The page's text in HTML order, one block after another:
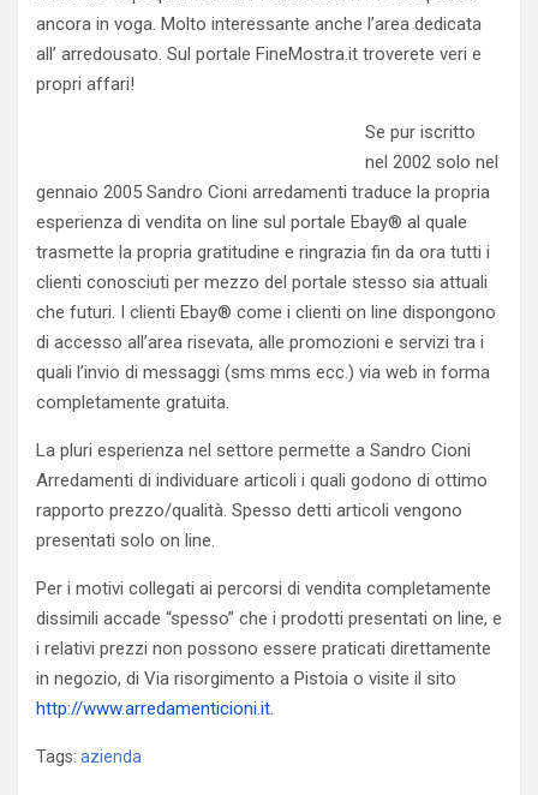
ancora in voga. Molto interessante anche l’area dedicata
all’ arredousato. Sul portale FineMostra.it troverete veri e
propri affari!
Se pur iscritto
nel 2002 solo nel
gennaio 2005 Sandro Cioni arredamenti traduce la propria
esperienza di vendita on line sul portale Ebay® al quale
trasmette la propria gratitudine e ringrazia fin da ora tutti i
clienti conosciuti per mezzo del portale stesso sia attuali
che futuri. I clienti Ebay® come i clienti on line dispongono
di accesso all’area risevata, alle promozioni e servizi tra i
quali l’invio di messaggi (sms mms ecc.) via web in forma
completamente gratuita.
La pluri esperienza nel settore permette a Sandro Cioni
Arredamenti di individuare articoli i quali godono di ottimo
rapporto prezzo/qualità. Spesso detti articoli vengono
presentati solo on line.
Per i motivi collegati ai percorsi di vendita completamente
dissimili accade “spesso” che i prodotti presentati on line, e
i relativi prezzi non possono essere praticati direttamente
in negozio, di Via risorgimento a Pistoia o visite il sito
http://www.arredamenticioni.it.
Tags: azienda